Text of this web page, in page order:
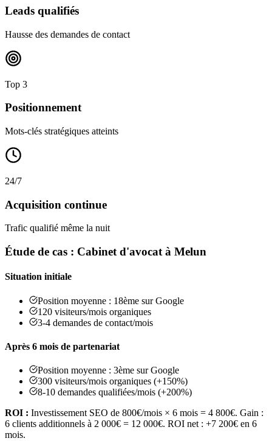
Leads qualifiés
Hausse des demandes de contact
Top 3
Positionnement
Mots-clés stratégiques atteints
24/7
Acquisition continue
Trafic qualifié même la nuit
Étude de cas : Cabinet d'avocat à Melun
Situation initiale
Position moyenne : 18ème sur Google
120 visiteurs/mois organiques
3-4 demandes de contact/mois
Après 6 mois de partenariat
Position moyenne : 3ème sur Google
300 visiteurs/mois organiques (+150%)
8-10 demandes qualifiées/mois (+200%)
ROI : Investissement SEO de 800€/mois × 6 mois = 4 800€. Gain :
6 clients additionnels à 2 000€ = 12 000€. ROI net : +7 200€ en 6
mois.